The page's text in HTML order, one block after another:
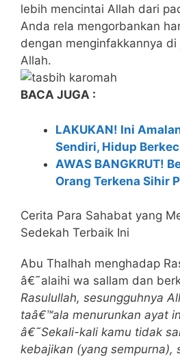
lebih mencintai Allah dari
Anda rela mengorbankan
dengan menginfakkannya
Allah.
BACA JUGA :
LAKUKAN! Ini
Sendiri, Hidup
AWAS BANGKRUT!
Orang Terkena Sihir
Cerita Para Sahabat yang
Sedekah Terbaik Ini
Abu Thalhah menghadap
â€˜alaihi wa sallam dan
Rasulullah, sesungguhnya
taâ€™ala menurunkan ayat
â€˜Sekali-kali kamu tidak
kebajikan (yang sempurna),